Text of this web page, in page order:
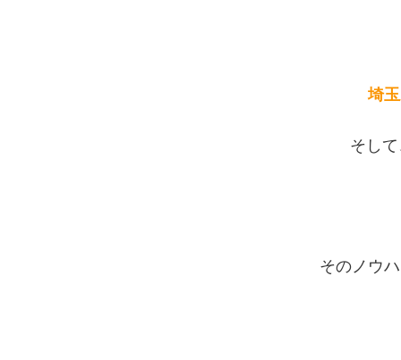
埼
そし
そのノウ